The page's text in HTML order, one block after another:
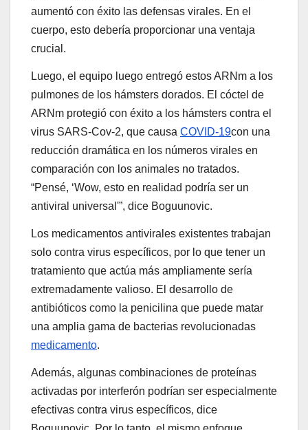
aumentó con éxito las defensas virales. En el
cuerpo, esto debería proporcionar una ventaja
crucial.
Luego, el equipo luego entregó estos ARNm a los
pulmones de los hámsters dorados. El cóctel de
ARNm protegió con éxito a los hámsters contra el
virus SARS-Cov-2, que causa COVID-19con una
reducción dramática en los números virales en
comparación con los animales no tratados.
“Pensé, ‘Wow, esto en realidad podría ser un
antiviral universal'”, dice Boguunovic.
Los medicamentos antivirales existentes trabajan
solo contra virus específicos, por lo que tener un
tratamiento que actúa más ampliamente sería
extremadamente valioso. El desarrollo de
antibióticos como la penicilina que puede matar
una amplia gama de bacterias revolucionadas
medicamento.
Además, algunas combinaciones de proteínas
activadas por interferón podrían ser especialmente
efectivas contra virus específicos, dice